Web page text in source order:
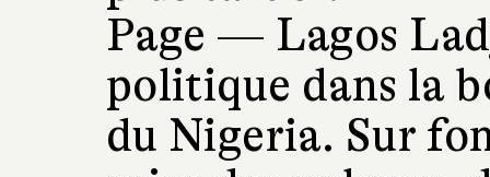
Page — Lagos
politique dans la
du Nigeria. Sur